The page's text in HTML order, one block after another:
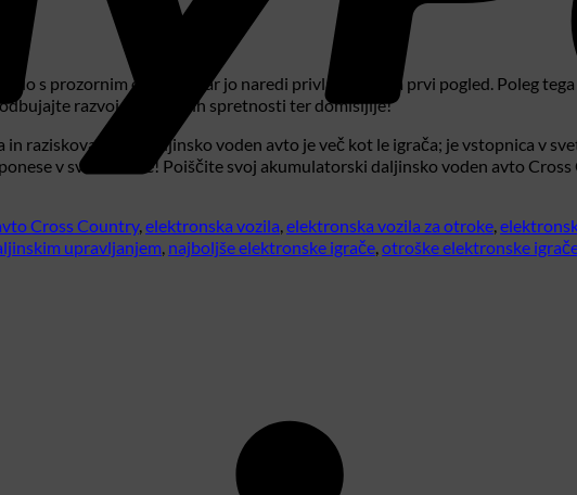
s prozornim ohišjem, kar jo naredi privlačno že na prvi pogled. Poleg
razvoj motoričnih spretnosti ter domišljije!
raziskovanja. Ta daljinsko voden avto je več kot le igrača; je vstopnica v
v svet zabave! Poiščite svoj akumulatorski daljinsko voden avto
Cross Country,elektronska vozila,elektronska vozila za otroke,
upravljanjem, najboljše elektronske igrače,otroške elektronske